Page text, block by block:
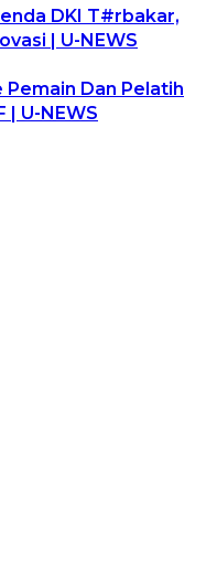
DKI T#rbakar,
| U-NEWS
Dan Pelatih
| U-NEWS